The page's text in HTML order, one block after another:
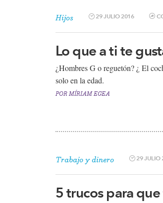
Hijos 29 JULIO 2016
Lo que a ti te
¿Hombres G o reguetón​? ¿ El
solo en la edad.
POR MÍRIAM EGEA
Trabajo y dinero 29 JULIO
5 trucos para